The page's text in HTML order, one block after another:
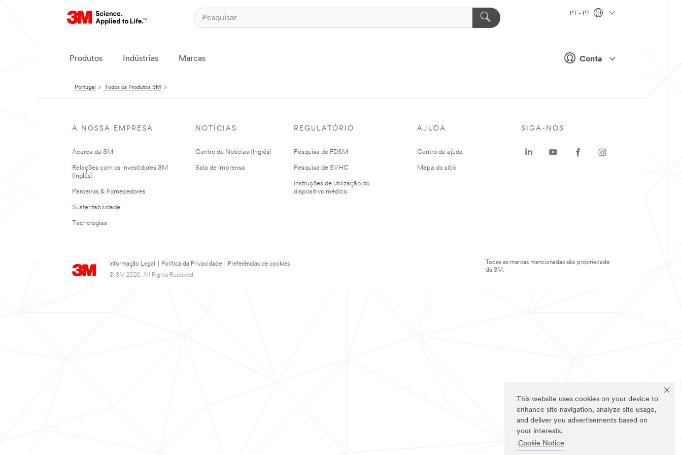
This website uses cookies on your device to
enhance site navigation, analyze site usage,
and deliver you advertisements based on
your interests.
Cookie Notice
Conta
PT - PT
Produtos Indústrias Marcas
Portugal Todos os Produtos 3M
A NOSSA EMPRESA
Acerca da 3M
Relações com os investidores 3M
(Inglês)
Parceiros & Fornecedores
Sustentabilidade
Tecnologias
NOTÍCIAS
Centro de Notícias (Inglês)
Sala de Imprensa
REGULATÓRIO
Pesquisa de FDSM
Pesquisa de SVHC
Instruções de utilização do
dispositivo médico
AJUDA
Centro de ajuda
Mapa do sitio
Informação Legal Política da Privacidade
Preferências de cookies
© 3M 2026. All Rights Reserved.
SIGA-NOS
Todas as marcas mencionadas são propriedade
da 3M.